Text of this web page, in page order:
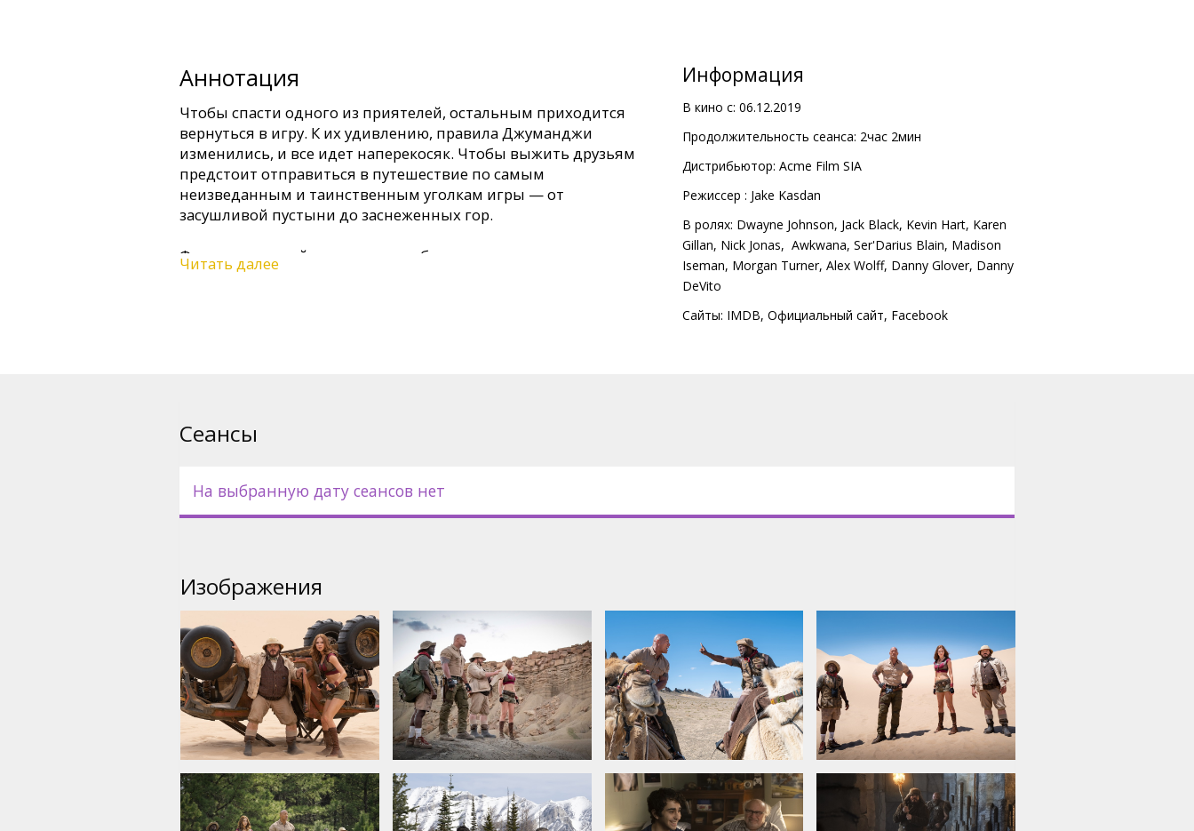
Аннотация
Чтобы спасти одного из приятелей, остальным приходится
вернуться в игру. К их удивлению, правила Джуманджи
изменились, и все идет наперекосяк. Чтобы выжить друзьям
предстоит отправиться в путешествие по самым
неизведанным и таинственным уголкам игры — от
засушливой пустыни до заснеженных гор.
Фильм на английском языке с субтитрами на латышском и
русском языках. Фильм в формате 2D и 3D.
Читать далее
Информация
В кино с: 06.12.2019
Продолжительность сеанса: 2час 2мин
Дистрибьютор: Acme Film SIA
Pежиссер : Jake Kasdan
В ролях: Dwayne Johnson, Jack Black, Kevin Hart, Karen
Gillan, Nick Jonas, Awkwafina, Ser'Darius Blain, Madison
Iseman, Morgan Turner, Alex Wolff, Danny Glover, Danny
DeVito
Сайты: IMDB, Официальный сайт, Facebook
Сеансы
На выбранную дату сеансов нет
Изображения